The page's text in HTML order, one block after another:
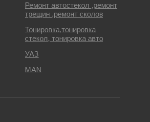
Ремонт автостекол ,ремонт
трещин ,ремонт сколов
Тонировка,тонировка
стекол, тонировка авто
УАЗ
MAN